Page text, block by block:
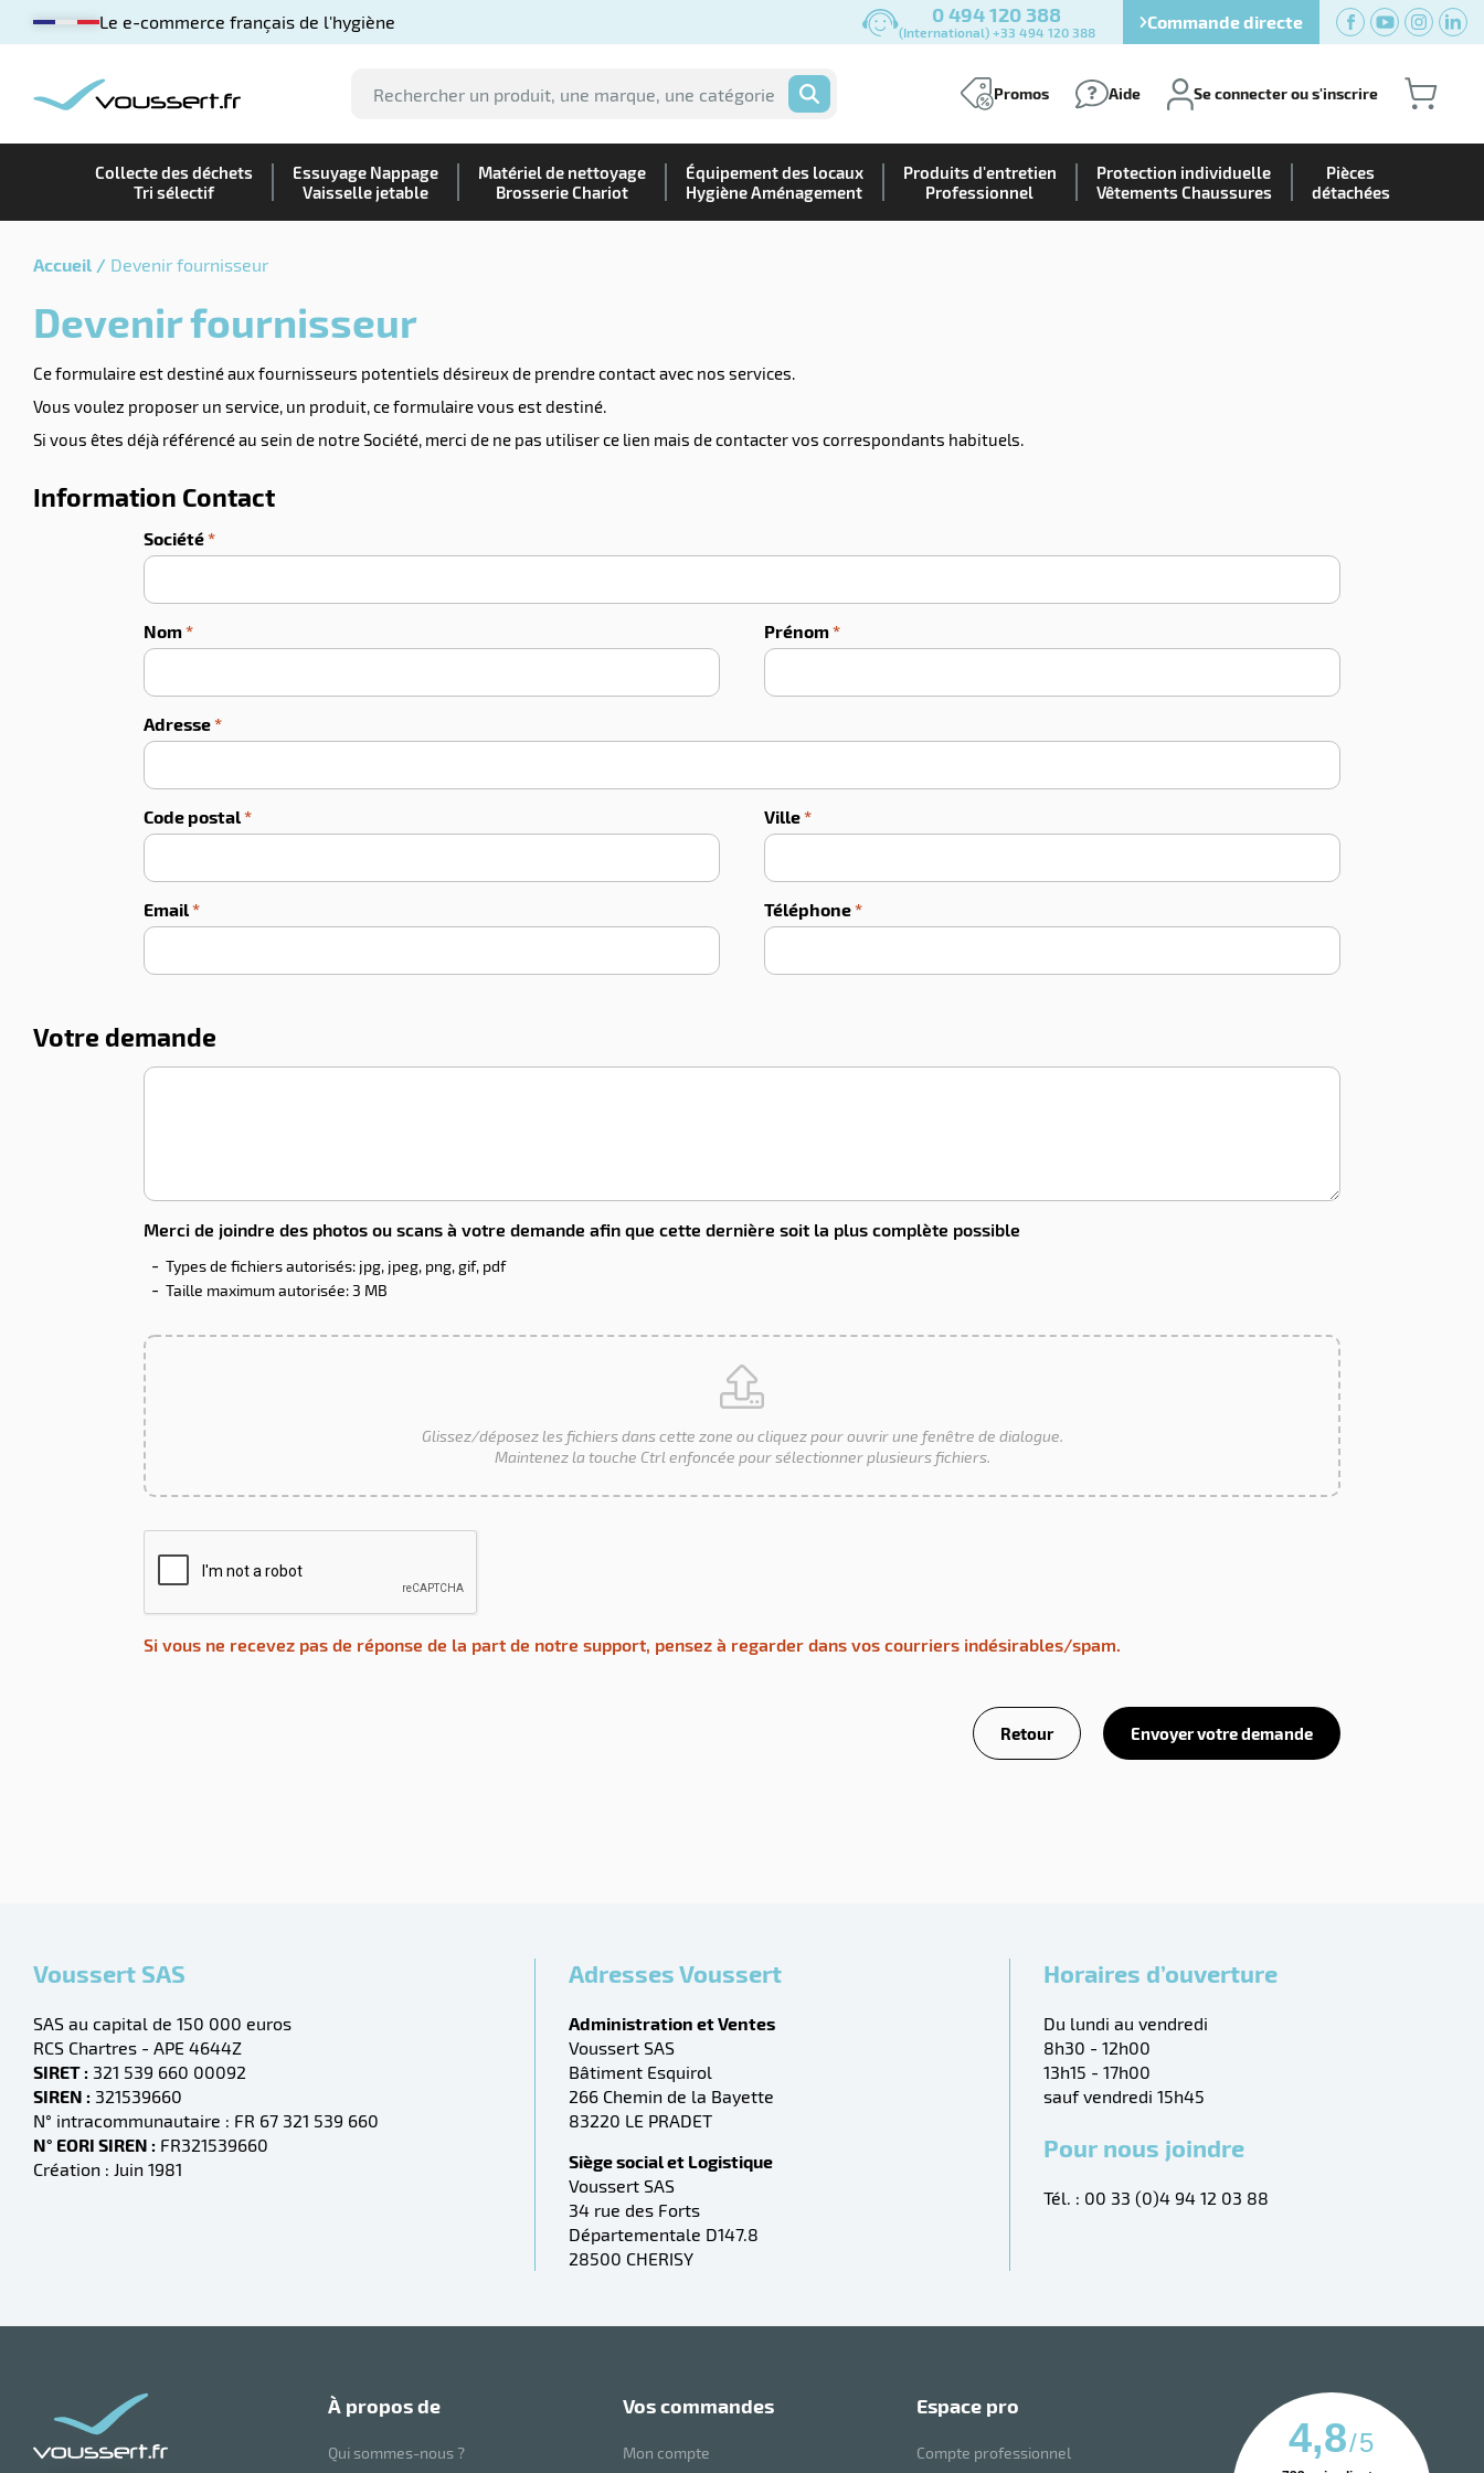
Le e-commerce français de l'hygiène 0 494 120 388
(International) +33 494 120 388 Commande directe
OK Promos Aide Se connecter ou s'inscrire
Collecte des déchets
Tri sélectif
Essuyage Nappage
Vaisselle jetable
Matériel de nettoyage
Brosserie Chariot
Équipement des locaux
Hygiène Aménagement
Produits d'entretien
Professionnel
Protection individuelle
Vêtements Chaussures
Pièces
détachées
Accueil Devenir fournisseur
Devenir fournisseur
Ce formulaire est destiné aux fournisseurs potentiels désireux de prendre contact avec nos services.
Vous voulez proposer un service, un produit, ce formulaire vous est destiné.
Si vous êtes déjà référencé au sein de notre Société, merci de ne pas utiliser ce lien mais de contacter vos correspondants habituels.
Information Contact
Société*
Nom* Prénom*
Adresse*
Code postal * Ville*
Email * Téléphone*
Votre demande
Merci de joindre des photos ou scans à votre demande afin que cette dernière soit la plus complète possible
Types de fichiers autorisés: jpg, jpeg, png, gif, pdf
Taille maximum autorisée: 3 MB
Glissez/déposez les fichiers dans cette zone ou cliquez pour ouvrir une fenêtre de dialogue.
Maintenez la touche Ctrl enfoncée pour sélectionner plusieurs fichiers.
Si vous ne recevez pas de réponse de la part de notre support, pensez à regarder dans vos courriers indésirables/spam.
Retour Envoyer votre demande
Voussert SAS
SAS au capital de 150 000 euros
RCS Chartres - APE 4644Z
SIRET : 321 539 660 00092
SIREN : 321539660
N° intracommunautaire : FR 67 321 539 660
N° EORI SIREN : FR321539660
Création : Juin 1981
Adresses Voussert
Administration et Ventes
Voussert SAS
Bâtiment Esquirol
266 Chemin de la Bayette
83220 LE PRADET
Siège social et Logistique
Voussert SAS
34 rue des Forts
Départementale D147.8
28500 CHERISY
Horaires d’ouverture
Du lundi au vendredi
8h30 - 12h00
13h15 - 17h00
sauf vendredi 15h45
Pour nous joindre
Tél. : 00 33 (0)4 94 12 03 88
à propos de
Qui sommes-nous ?
vos commandes
Mon compte
espace pro
Compte professionnel 4,8/5